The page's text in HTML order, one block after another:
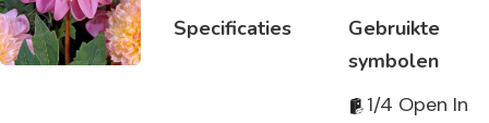
Specificaties
Gebruikte
symbolen
1/4 Open In